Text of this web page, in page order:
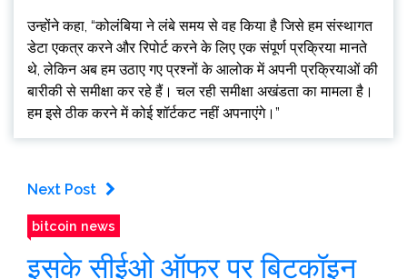
उन्होंने कहा, “कोलंबिया ने लंबे समय से वह किया है जिसे हम संस्थागत
डेटा एकत्र करने और रिपोर्ट करने के लिए एक संपूर्ण प्रक्रिया मानते
थे, लेकिन अब हम उठाए गए प्रश्नों के आलोक में अपनी प्रक्रियाओं की
बारीकी से समीक्षा कर रहे हैं। चल रही समीक्षा अखंडता का मामला है।
हम इसे ठीक करने में कोई शॉर्टकट नहीं अपनाएंगे।”
Next Post
bitcoin news
इसके सीईओ ऑफर पर बिटकॉइन